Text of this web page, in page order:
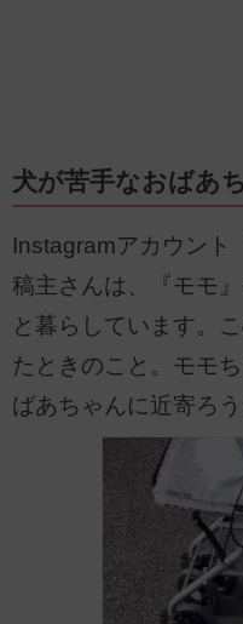
犬が苦手なおばあ
Instagramアカウン
稿主さんは、『モモ
と暮らしています。
たときのこと。モモ
ばあちゃんに近寄ろ